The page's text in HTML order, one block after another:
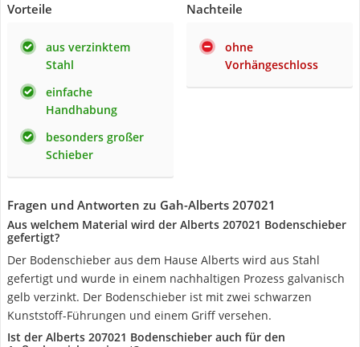
Vorteile
aus verzinktem
Stahl
einfache
Handhabung
besonders großer
Schieber
Nachteile
ohne
Vorhängeschloss
Fragen und Antworten zu Gah-Alberts 207021
Aus welchem Material wird der Alberts 207021 Bodenschieber
gefertigt?
Der Bodenschieber aus dem Hause Alberts wird aus Stahl
gefertigt und wurde in einem nachhaltigen Prozess galvanisch
gelb verzinkt. Der Bodenschieber ist mit zwei schwarzen
Kunststoff-Führungen und einem Griff versehen.
Ist der Alberts 207021 Bodenschieber auch für den